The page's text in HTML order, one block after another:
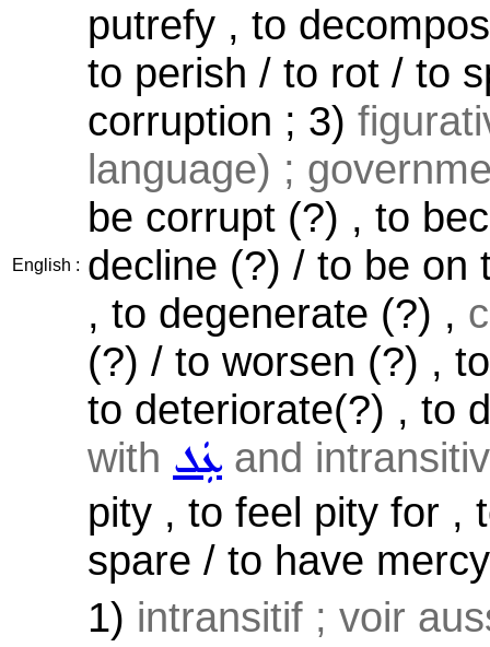
English :
putrefy , to
to perish / to rot / to
corruption ; 3)
language) ;
be corrupt (?) , to
decline (?) / to be on
, to degenerate (?) ,
(?) / to worsen (?) ,
to deteriorate(?) , to
with ܥܲܠ and
pity , to feel pity for ,
spare / to have
1) intransitif ; voir